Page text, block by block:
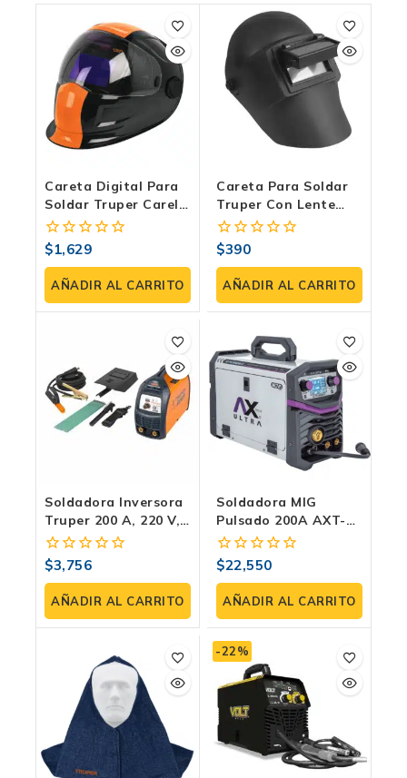
Careta Digital Para
Soldar Truper Carel-
913dx
0
fuera
de
5
$1,629
AÑADIR AL CARRITO
Careta Para Soldar
Truper Con Lente
Abatible
0
fuera
de
5
$390
AÑADIR AL CARRITO
Soldadora Inversora
Truper 200 A, 220 V,
Electrodo Y TIG –
SOIN-200
0
fuera
de
5
$3,756
AÑADIR AL CARRITO
Soldadora MIG
Pulsado 200A AXT-
PULSEMIG200LCD |
MIG Con Pulso/Doble
Pulso, TIG Lift Y MMA
| 220V
0
fuera
de
5
$22,550
AÑADIR AL CARRITO
-22%